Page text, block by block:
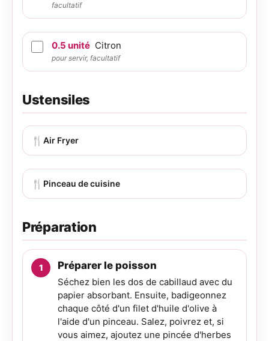
facultatif
0.5 unité Citron
pour servir, facultatif
Ustensiles
🍴 Air Fryer
🍴 Pinceau de cuisine
Préparation
Préparer le poisson
Séchez bien les dos de cabillaud avec du
papier absorbant. Ensuite, badigeonnez
chaque côté d'un filet d'huile d'olive à
l'aide d'un pinceau. Salez, poivrez et, si
vous aimez, ajoutez une pincée d'herbes